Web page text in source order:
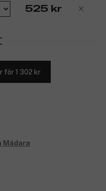
525 kr
för 1 302 kr
Mádara